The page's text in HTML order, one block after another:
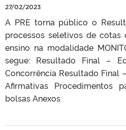
27/02/2023
A PRE torna público o
processos seletivos de
ensino na modalidade
segue: Resultado Final –
Concorrência Resultado Final
Afirmativas Procedimentos
bolsas Anexos